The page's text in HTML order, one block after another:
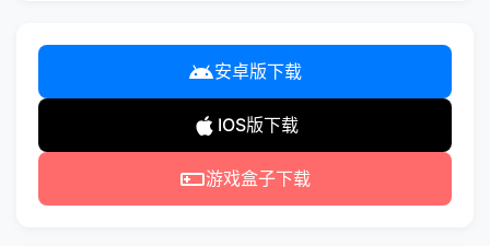
安卓版下载
IOS版下载
游戏盒子下载